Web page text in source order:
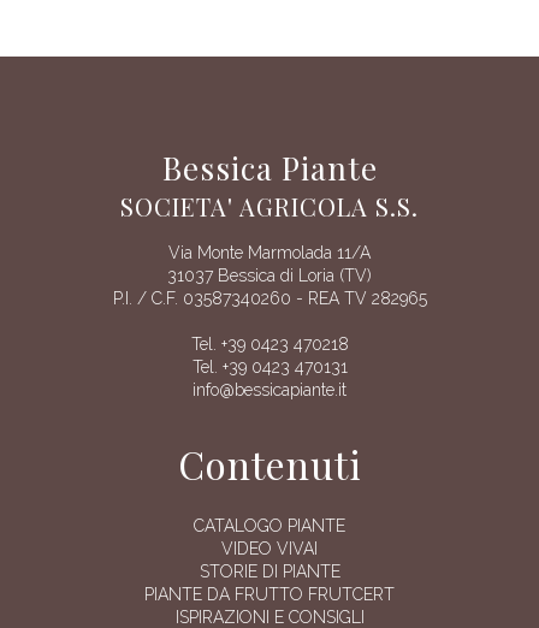
Bessica Piante
SOCIETA' AGRICOLA S.S.
Via Monte Marmolada 11/A
31037 Bessica di Loria (TV)
P.I. / C.F. 03587340260 - REA TV 282965
Tel. +39 0423 470218
Tel. +39 0423 470131
info@bessicapiante.it
Contenuti
CATALOGO PIANTE
VIDEO VIVAI
STORIE DI PIANTE
PIANTE DA FRUTTO FRUTCERT
ISPIRAZIONI E CONSIGLI